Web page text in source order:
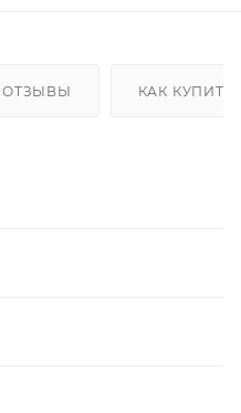
ОТЗЫВЫ КАК КУПИТЬ